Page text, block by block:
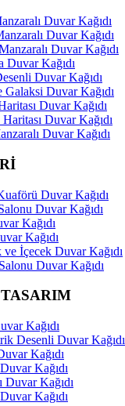
Duvar Kağıdı
Duvar Kağıdı
Duvar Kağıdı
Duvar Kağıdı
Duvar Kağıdı
Galaksi Duvar Kağıdı
Duvar Kağıdı
Duvar Kağıdı
Duvar Kağıdı
Duvar Kağıdı
Duvar Kağıdı
Kağıdı
Kağıdı
İçecek Duvar Kağıdı
Duvar Kağıdı
Kağıdı
Desenli Duvar Kağıdı
Kağıdı
Kağıdı
Duvar Kağıdı
Kağıdı